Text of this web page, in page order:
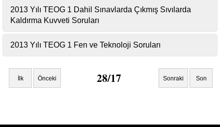
2013 Yılı TEOG 1 Dahil Sınavlarda Çıkmış Sıvılarda
Kaldırma Kuvveti Soruları
2013 Yılı TEOG 1 Fen ve Teknoloji Soruları
İlk Önceki 28/17 Sonraki Son